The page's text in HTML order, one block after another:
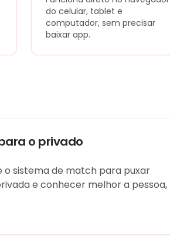
do celular, tablet e
computador, sem precisar
baixar app.
o privado
o sistema de match para puxar
e conhecer melhor a pessoa,